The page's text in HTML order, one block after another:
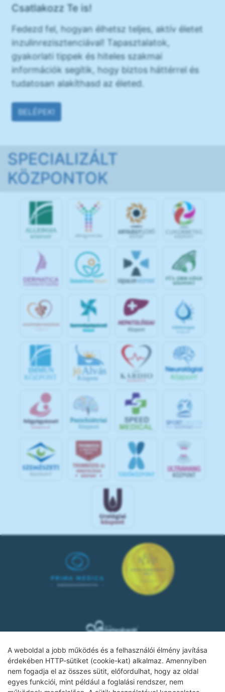
A weboldal a jobb működés és a felhasználói élmény javítása
érdekében HTTP-sütiket (cookie-kat) alkalmaz. Amennyiben
nem fogadja el az összes sütit, előfordulhat, hogy az oldal
egyes funkciói, mint például a foglalási rendszer, nem
Csatlakozz Te is!
Fedezd fel, hogyan élhetsz teljes, aktív életet
inzulinrezisztenciával! Tapasztalatok,
gyakorlati tippek és hiteles szakmai
információk segítik, hogy biztos háttérrel és
tudatosan alakíthasd az életed.
BELÉPEK!
SPECIALIZÁLT
KÖZPONTOK
IMMUN
KÖZPONT
jó Alvás
Központ
SPOR
Adatkezelési tájékoztató